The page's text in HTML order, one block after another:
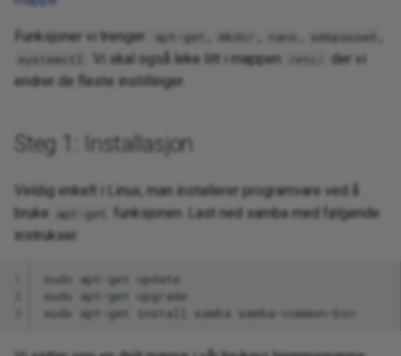
Funksjoner vi trenger: apt-get mkdir nano smbpasswd
systemctl . Vi skal også leke litt i mappen /etc/
der vi
endrer de fleste instillinger.
Steg 1: Installasjon
Veldig enkelt i Linux, man installerer programvare ved å
bruke
apt-get
funksjonen. Last ned samba med følgende
instrukser:
sudo apt-get
sudo
apt-get
sudo
apt-get install samba